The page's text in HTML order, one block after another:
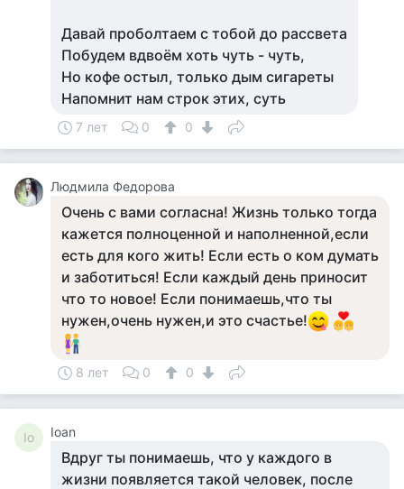
Давай проболтаем с тобой до рассвета
Побудем вдвоём хоть чуть - чуть,
Но кофе остыл, только дым сигареты
Напомнит нам строк этих, суть
7 лет 0 0
Людмила Федорова
Очень с вами согласна! Жизнь только тогда
кажется полноценной и наполненной,если
есть для кого жить! Если есть о ком думать
и заботиться! Если каждый день приносит
что то новое! Если понимаешь,что ты
нужен,очень нужен,и это счастье!
8 лет 0 0
Io Ioan
Вдруг ты понимаешь, что у каждого в
жизни появляется такой человек, после